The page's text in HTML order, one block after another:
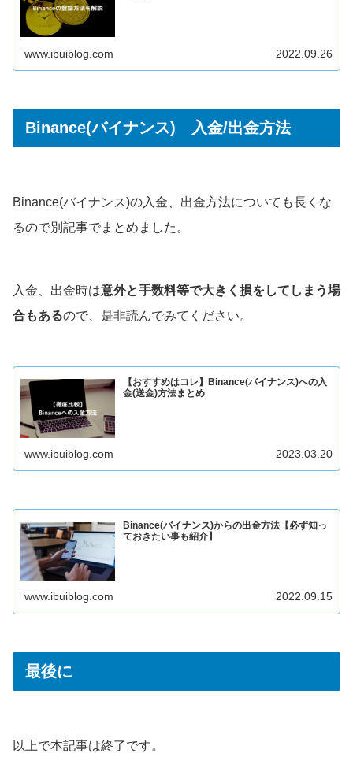
www.ibuiblog.com 2022.09.26
Binance(バイナンス) 入金/出金方法
Binance(バイナンス)の入金、出金方法についても長くな
るので別記事でまとめました。
入金、出金時は意外と手数料等で大きく損をしてしまう場
合もあるので、是非読んでみてください。
【おすすめはコレ】Binance(バイナンス)への入
金(送金)方法まとめ
www.ibuiblog.com 2023.03.20
Binance(バイナンス)からの出金方法【必ず知っ
ておきたい事も紹介】
www.ibuiblog.com 2022.09.15
最後に
以上で本記事は終了です。